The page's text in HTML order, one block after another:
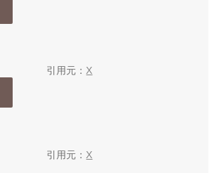
引用元：X
引用元： X